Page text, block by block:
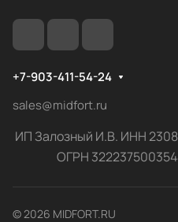
+7-903-411-54-24
sales@midfort.ru
ИП Залозный И.В. ИНН
ОГРН
© 2026 MIDFORT.RU